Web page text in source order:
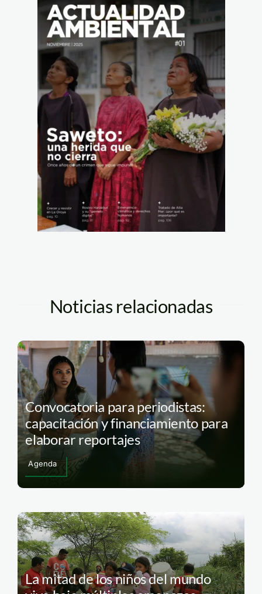
Noticias relacionadas
Convocatoria para periodistas:
capacitación y financiamiento para
elaborar reportajes
Agenda
La mitad de los niños del mundo